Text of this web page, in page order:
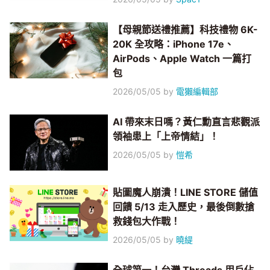
【母親節送禮推薦】科技禮物 6K-
20K 全攻略：iPhone 17e、
AirPods、Apple Watch 一篇打
包
2026/05/05 by 電獺編輯部
AI 帶來末日嗎？黃仁勳直言悲觀派
領袖患上「上帝情結」！
2026/05/05 by愷希
貼圖魔人崩潰！LINE STORE 儲值
回饋 5/13 走入歷史，最後倒數搶
救錢包大作戰！
2026/05/05 by 曉緹